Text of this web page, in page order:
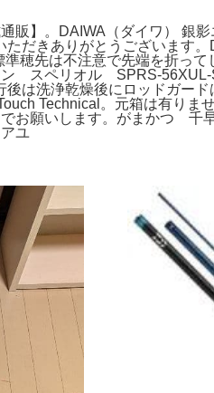
販】。DAIWA（ダイワ） 銀
だきありがとうございます
穂先は不注意で先端を折っ
スペリオル SPRS-
は洗浄乾燥後にロッドガー
Technical。元箱は有りま
でお願いします。がまかつ
ユ